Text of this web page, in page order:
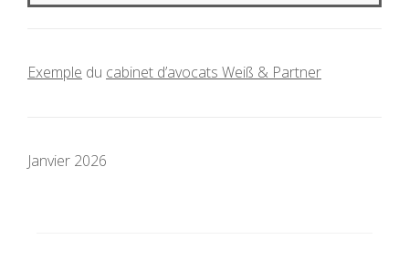
Exemple du cabinet d’avocats Weiß & Partner
Janvier 2026